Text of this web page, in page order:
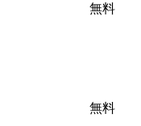
無料
無料